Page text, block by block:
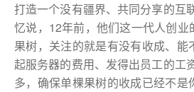
打造一个没有疆界、共同分享的互
忆说，12年前，他们这一代人创
果树，关注的就是有没有收成、能
起服务器的费用、发得出员工的工
多，确保单棵果树的收成已经不是